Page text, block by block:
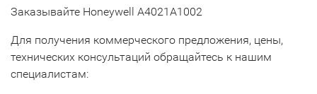
Заказывайте Honeywell A4021A1002
Для получения коммерческого предложения, цены,
технических консультаций обращайтесь к нашим
специалистам: